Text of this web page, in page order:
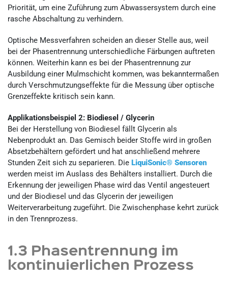
Priorität, um eine Zuführung zum Abwassersystem durch eine
rasche Abschaltung zu verhindern.
Optische Messverfahren scheiden an dieser Stelle aus, weil
bei der Phasentrennung unterschiedliche Färbungen auftreten
können. Weiterhin kann es bei der Phasentrennung zur
Ausbildung einer Mulmschicht kommen, was bekanntermaßen
durch Verschmutzungseffekte für die Messung über optische
Grenzeffekte kritisch sein kann.
Applikationsbeispiel 2: Biodiesel / Glycerin
Bei der Herstellung von Biodiesel fällt Glycerin als
Nebenprodukt an. Das Gemisch beider Stoffe wird in großen
Absetzbehältern gefördert und hat anschließend mehrere
Stunden Zeit sich zu separieren. Die LiquiSonic® Sensoren
werden meist im Auslass des Behälters installiert. Durch die
Erkennung der jeweiligen Phase wird das Ventil angesteuert
und der Biodiesel und das Glycerin der jeweiligen
Weiterverarbeitung zugeführt. Die Zwischenphase kehrt zurück
in den Trennprozess.
1.3 Phasentrennung im
kontinuierlichen Prozess